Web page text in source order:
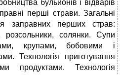
бульйонів і відварів
перші страви. Загальні
заправних перших страв:
розсольники, солянки. Супи
крупами, бобовими і
Технологія приготування
продуктами. Технологія